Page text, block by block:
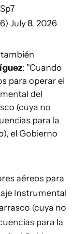
July 8, 2026
: "Cuando
para operar el
del
(cuya no
para la
el Gobierno
aéreos para
Instrumental
(cuya no
para la